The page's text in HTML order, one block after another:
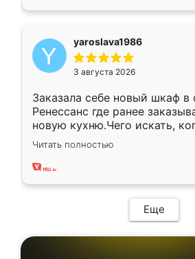
yaroslava1986
3 августа 2026
Заказала себе новый шкаф в
Ренессанс где ранее
новую кухню.Чего искать,
вполне довольна. Служит
два года, нареканий нет.
Читать полностью
Еще